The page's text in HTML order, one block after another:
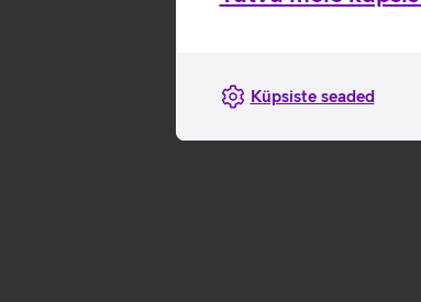
Küpsiste seaded